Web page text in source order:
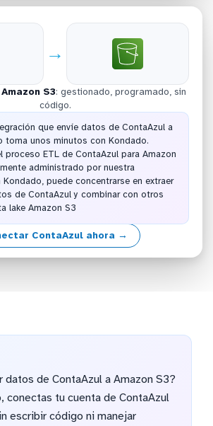
→
Amazon S3: gestionado, programado, sin
código.
que envíe datos de ContaAzul a
toma unos minutos con Kondado.
proceso ETL de ContaAzul para Amazon
administrado por nuestra
puede concentrarse en extraer
de ContaAzul y combinar con otros
lake Amazon S3
ContaAzul ahora →
datos de ContaAzul a Amazon S3?
conectas tu cuenta de ContaAzul
escribir código ni manejar